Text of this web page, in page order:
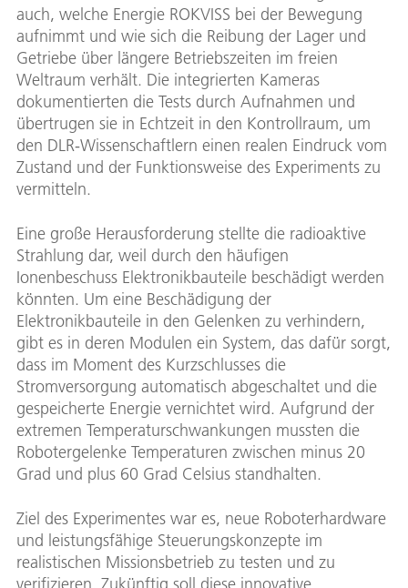
auch, welche Energie ROKVISS bei der Bewegung
aufnimmt und wie sich die Reibung der Lager und
Getriebe über längere Betriebszeiten im freien
Weltraum verhält. Die integrierten Kameras
dokumentierten die Tests durch Aufnahmen und
übertrugen sie in Echtzeit in den Kontrollraum, um
den DLR-Wissenschaftlern einen realen Eindruck vom
Zustand und der Funktionsweise des Experiments zu
vermitteln.
Eine große Herausforderung stellte die radioaktive
Strahlung dar, weil durch den häufigen
Ionenbeschuss Elektronikbauteile beschädigt werden
könnten. Um eine Beschädigung der
Elektronikbauteile in den Gelenken zu verhindern,
gibt es in deren Modulen ein System, das dafür sorgt,
dass im Moment des Kurzschlusses die
Stromversorgung automatisch abgeschaltet und die
gespeicherte Energie vernichtet wird. Aufgrund der
extremen Temperaturschwankungen mussten die
Robotergelenke Temperaturen zwischen minus 20
Grad und plus 60 Grad Celsius standhalten.
Ziel des Experimentes war es, neue Roboterhardware
und leistungsfähige Steuerungskonzepte im
realistischen Missionsbetrieb zu testen und zu